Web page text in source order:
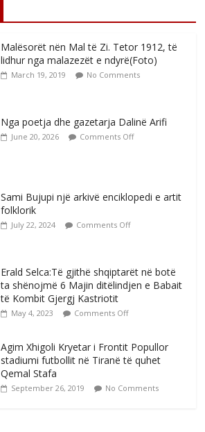
Malësorët nën Mal të Zi. Tetor 1912, të
lidhur nga malazezët e ndyrë(Foto)
March 19, 2019 No Comments
Nga poetja dhe gazetarja Dalinë Arifi
June 20, 2026 Comments Off
Sami Bujupi një arkivë enciklopedi e artit
folklorik
July 22, 2024 Comments Off
Erald Selca:Të gjithë shqiptarët në botë
ta shënojmë 6 Majin ditëlindjen e Babait
të Kombit Gjergj Kastriotit
May 4, 2023 Comments Off
Agim Xhigoli Kryetar i Frontit Popullor
stadiumi futbollit në Tiranë të quhet
Qemal Stafa
September 26, 2019 No Comments